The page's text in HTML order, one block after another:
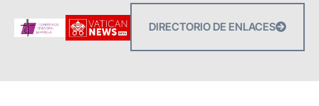
DIRECTORIO DE ENLACES